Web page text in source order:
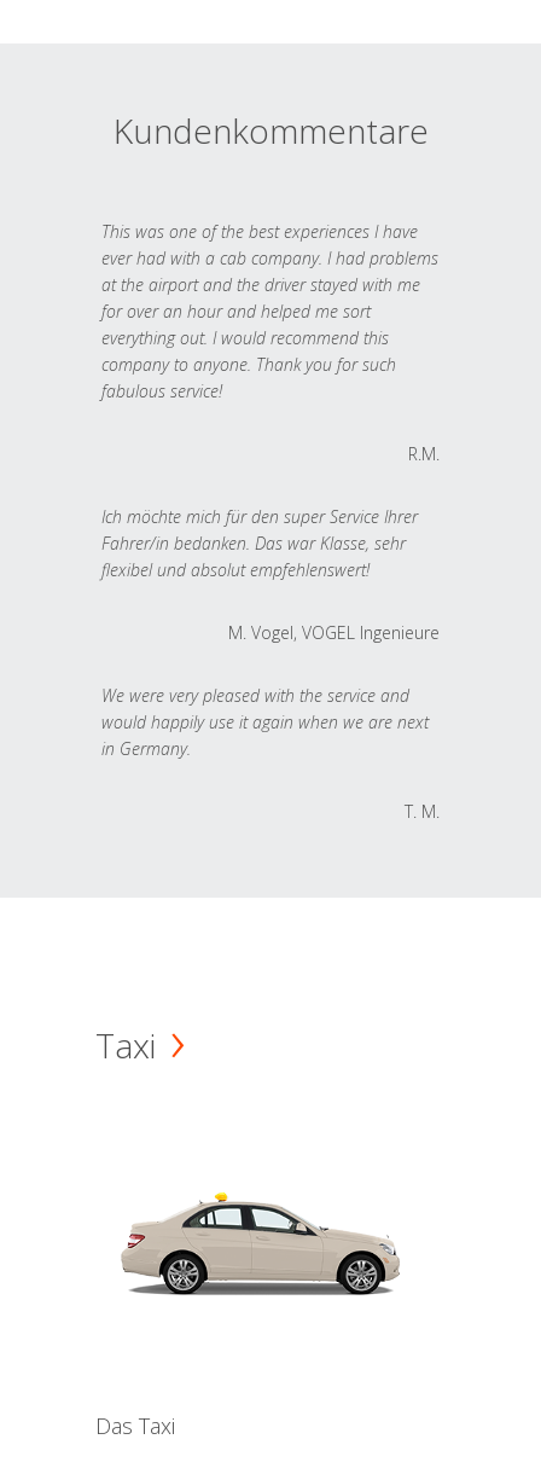
Kundenkommentare
This was one of the best experiences I have
ever had with a cab company. I had problems
at the airport and the driver stayed with me
for over an hour and helped me sort
everything out. I would recommend this
company to anyone. Thank you for such
fabulous service!
R.M.
Ich möchte mich für den super Service Ihrer
Fahrer/in bedanken. Das war Klasse, sehr
flexibel und absolut empfehlenswert!
M. Vogel, VOGEL Ingenieure
We were very pleased with the service and
would happily use it again when we are next
in Germany.
T. M.
Taxi
Das Taxi